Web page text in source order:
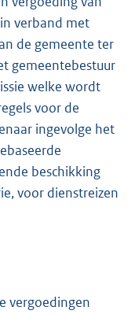
verband met
de gemeente ter
gemeentebestuur
welke wordt
voor de
ingevolge het
beschikking
voor dienstreizen
vergoedingen